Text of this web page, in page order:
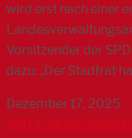
wird erst nach einer
Vorsitzender der
dazu: „Der Stadtrat
Dezember 17, 2025
SPD-Fraktion Stadt